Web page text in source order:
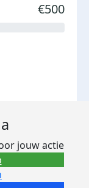
€500
jouw actie